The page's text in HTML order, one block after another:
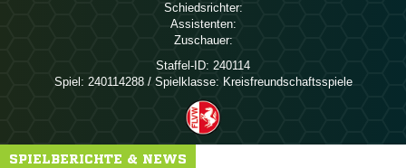
Schiedsrichter:
Assistenten:
Zuschauer:
Staffel-ID: 240114
Spiel: 240114288 / Spielklasse: Kreisfreundschaftsspiele
SPIELBERICHTE & NEWS